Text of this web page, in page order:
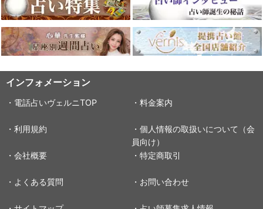
インフォメーション
・電話占いヴェルニTOP ・料金案内
・利用規約
・個人情報の取扱いについて（会
員向け）
・会社概要
・特定商取引
・よくある質問 ・お問い合わせ